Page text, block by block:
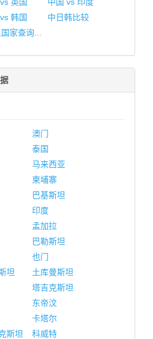
韩国
中日韩比较
家查询...
澳门
泰国
马来西亚
柬埔寨
巴基斯坦
印度
孟加拉
巴勒斯坦
也门
坦
土库曼斯坦
塔吉克斯坦
东帝汶
卡塔尔
斯坦
科威特